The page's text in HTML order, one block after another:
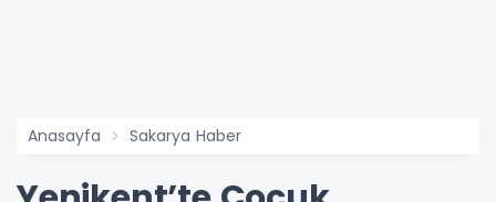
Anasayfa Sakarya Haber